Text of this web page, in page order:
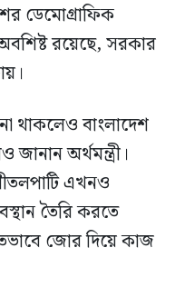
ডেমোগ্রাফিক
রয়েছে, সরকার
থাকলেও বাংলাদেশ
অর্থমন্ত্রী।
এখনও
তৈরি করতে
জোর দিয়ে কাজ